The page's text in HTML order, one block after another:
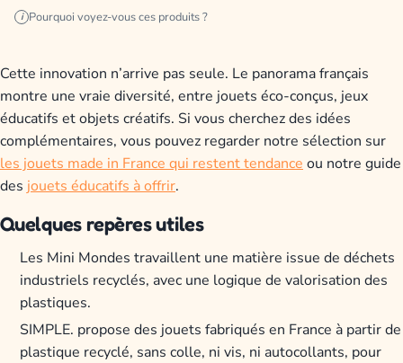
i Pourquoi voyez-vous ces produits ?
Cette innovation n’arrive pas seule. Le panorama français
montre une vraie diversité, entre jouets éco-conçus, jeux
éducatifs et objets créatifs. Si vous cherchez des idées
complémentaires, vous pouvez regarder notre sélection sur
les jouets made in France qui restent tendance ou notre guide
des jouets éducatifs à offrir.
Quelques repères utiles
Les Mini Mondes travaillent une matière issue de déchets
industriels recyclés, avec une logique de valorisation des
plastiques.
SIMPLE. propose des jouets fabriqués en France à partir de
plastique recyclé, sans colle, ni vis, ni autocollants, pour